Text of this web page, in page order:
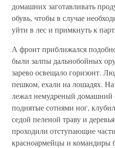
домашних заготавливать
обувь, чтобы в случае
уйти в лес и примкнуть к
А фронт приближался
были залпы дальнобойных
зарево освещало горизонт.
пешком, ехали на лошадях.
лежал немудреный домашний
поднятые сотнями ног,
седой пеленой траву и
проходили отступающие
красноармейцы и командиры